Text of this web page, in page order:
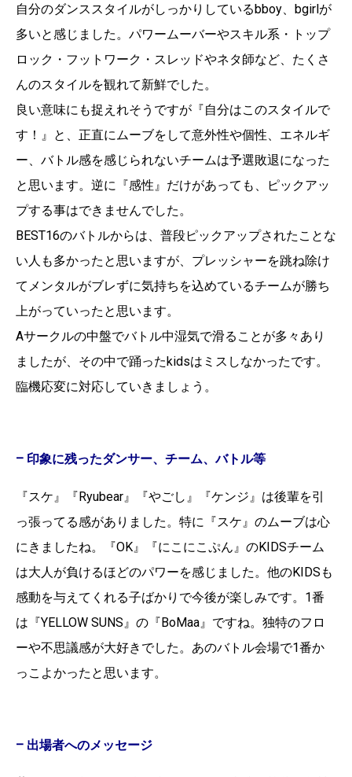
自分のダンススタイルがしっかりしているbboy、bgirlが
多いと感じました。パワームーバーやスキル系・トップ
ロック・フットワーク・スレッドやネタ師など、たくさ
んのスタイルを観れて新鮮でした。
良い意味にも捉えれそうですが『自分はこのスタイルで
す！』と、正直にムーブをして意外性や個性、エネルギ
ー、バトル感を感じられないチームは予選敗退になった
と思います。逆に『感性』だけがあっても、ピックアッ
プする事はできませんでした。
BEST16のバトルからは、普段ピックアップされたことな
い人も多かったと思いますが、プレッシャーを跳ね除け
てメンタルがブレずに気持ちを込めているチームが勝ち
上がっていったと思います。
Aサークルの中盤でバトル中湿気で滑ることが多々あり
ましたが、その中で踊ったkidsはミスしなかったです。
臨機応変に対応していきましょう。
– 印象に残ったダンサー、チーム、バトル等
『スケ』『Ryubear』『やごし』『ケンジ』は後輩を引
っ張ってる感がありました。特に『スケ』のムーブは心
にきましたね。
『OK』『にこにこぷん』のKIDSチーム
は大人が負けるほどのパワーを感じました。他のKIDSも
感動を与えてくれる子ばかりで今後が楽しみです。 1番
は『YELLOW SUNS』の『BoMaa』ですね。独特のフロ
ーや不思議感が大好きでした。あのバトル会場で1番か
っこよかったと思います。
– 出場者へのメッセージ